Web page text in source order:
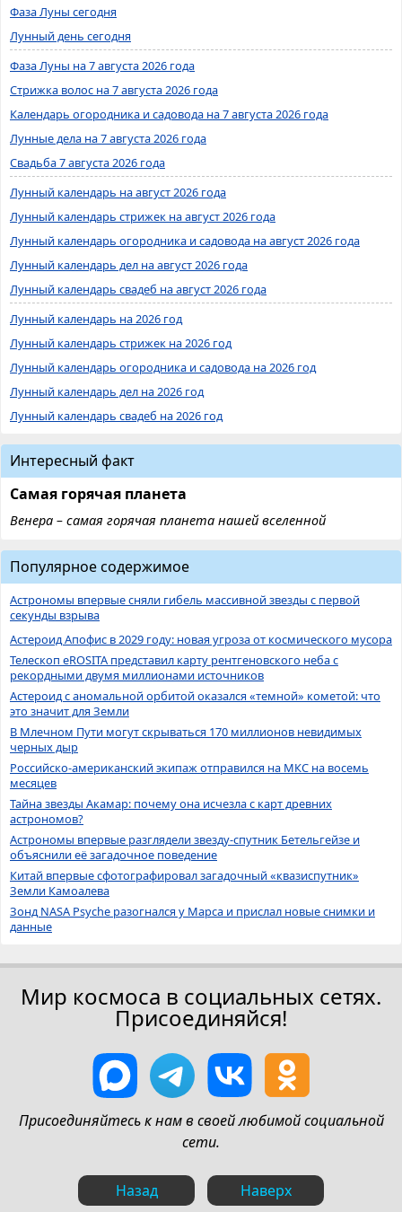
Фаза Луны сегодня
Лунный день сегодня
Фаза Луны на 7 августа 2026 года
Стрижка волос на 7 августа 2026 года
Календарь огородника и садовода на 7 августа 2026 года
Лунные дела на 7 августа 2026 года
Свадьба 7 августа 2026 года
Лунный календарь на август 2026 года
Лунный календарь стрижек на август 2026 года
Лунный календарь огородника и садовода на август 2026 года
Лунный календарь дел на август 2026 года
Лунный календарь свадеб на август 2026 года
Лунный календарь на 2026 год
Лунный календарь стрижек на 2026 год
Лунный календарь огородника и садовода на 2026 год
Лунный календарь дел на 2026 год
Лунный календарь свадеб на 2026 год
Интересный факт
Самая горячая планета
Венера – самая горячая планета нашей вселенной
Популярное содержимое
Астрономы впервые сняли гибель массивной звезды с первой
секунды взрыва
Астероид Апофис в 2029 году: новая угроза от космического мусора
Телескоп eROSITA представил карту рентгеновского неба с
рекордными двумя миллионами источников
Астероид с аномальной орбитой оказался «темной» кометой: что
это значит для Земли
В Млечном Пути могут скрываться 170 миллионов невидимых
черных дыр
Российско-американский экипаж отправился на МКС на восемь
месяцев
Тайна звезды Акамар: почему она исчезла с карт древних
астрономов?
Астрономы впервые разглядели звезду-спутник Бетельгейзе и
объяснили её загадочное поведение
Китай впервые сфотографировал загадочный «квазиспутник»
Земли Камоалева
Зонд NASA Psyche разогнался у Марса и прислал новые снимки и
данные
Мир космоса в социальных сетях.
Присоединяйся!
Присоединяйтесь к нам в своей любимой социальной
сети.
Назад Наверх